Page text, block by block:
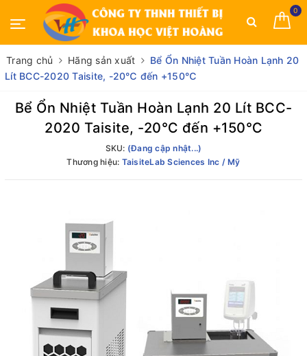
0
Trang chủ Hãng sản xuất
Bể Ổn Nhiệt Tuần Hoàn Lạnh 20
Lít BCC-2020 Taisite, -20℃ đến +150℃
Bể Ổn Nhiệt Tuần Hoàn Lạnh 20 Lít BCC-
2020 Taisite, -20℃ đến +150℃
SKU: (Đang cập nhật...)
Thương hiệu: TaisiteLab Sciences Inc / Mỹ